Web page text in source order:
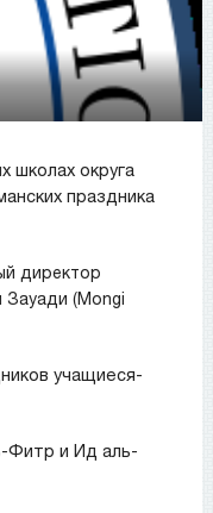
школах округа
праздника
директор
(Mongi
учащиеся-
Фитр и Ид аль-